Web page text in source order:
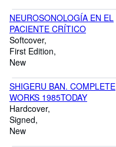
NEUROSONOLOGÍA EN EL
PACIENTE CRÍTICO
Softcover
First Edition
New
SHIGERU BAN. COMPLETE
WORKS 1985TODAY
Hardcover
Signed
New